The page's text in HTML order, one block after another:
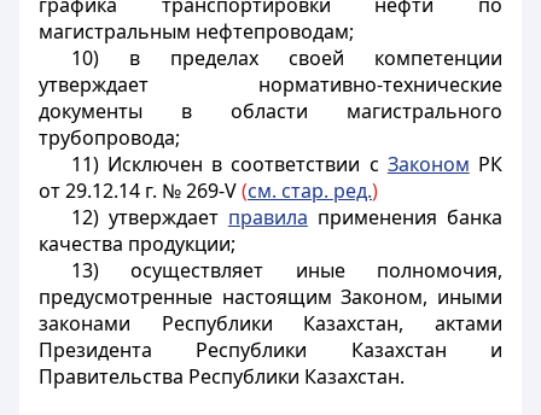
магистральным нефтепроводам;
10) в пределах своей компетенции
утверждает нормативно-технические
документы в области магистрального
трубопровода;
11) Исключен в соответствии с Законом РК
от 29.12.14 г. № 269-V(см. стар. ред.)
12) утверждает правила применения банка
качества продукции;
13) осуществляет иные полномочия,
предусмотренные настоящим Законом, иными
законами Республики Казахстан, актами
Президента Республики Казахстан и
Правительства Республики Казахстан.